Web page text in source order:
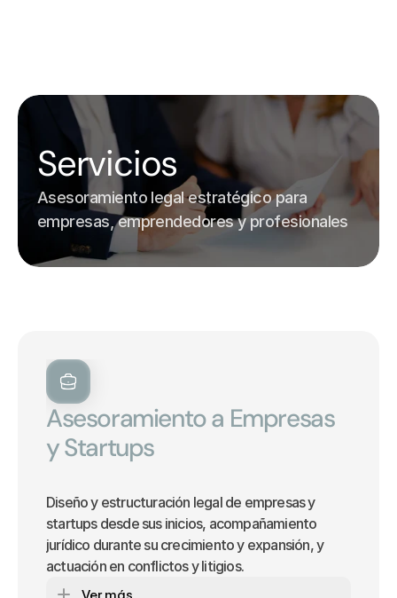
Servicios
Contacto
Servicios
Asesoramiento legal estratégico para
empresas, emprendedores y profesionales
Asesoramiento a Empresas
y Startups
Diseño y estructuración legal de empresas y
startups desde sus inicios, acompañamiento
jurídico durante su crecimiento y expansión, y
actuación en conflictos y litigios.
Ver más